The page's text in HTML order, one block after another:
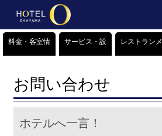
料金・客室情
報
サービス・設
備情報
レストランメ
ニュー
お問い合わせ
ホテルへ一言！